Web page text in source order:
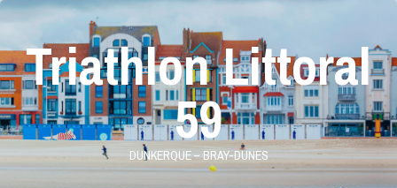
Skip
contentTriathlon Littoral
59
DUNKERQUE – BRAY-DUNES